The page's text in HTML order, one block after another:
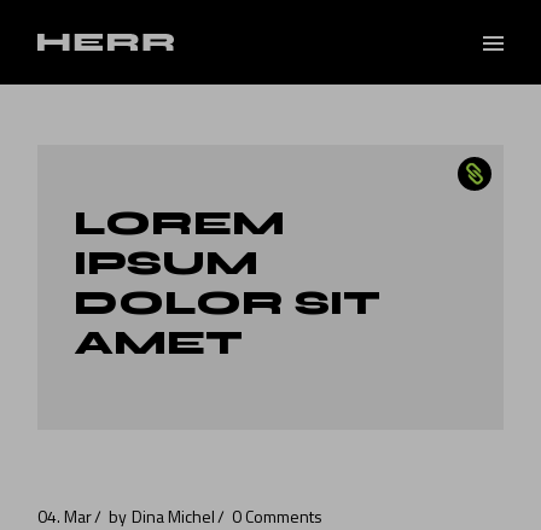
LOREM
IPSUM
DOLOR SIT
AMET
04. Mar by Dina Michel 0 Comments